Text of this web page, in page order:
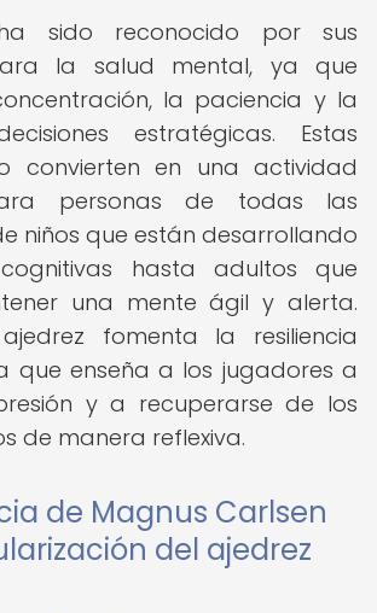
sido reconocido por sus
la salud mental, ya que
la paciencia y la
estratégicas. Estas
convierten en una actividad
personas de todas las
niños que están desarrollando
hasta adultos que
una mente ágil y alerta.
fomenta la resiliencia
que enseña a los jugadores a
y a recuperarse de los
de manera reflexiva.
de Magnus Carlsen
del ajedrez